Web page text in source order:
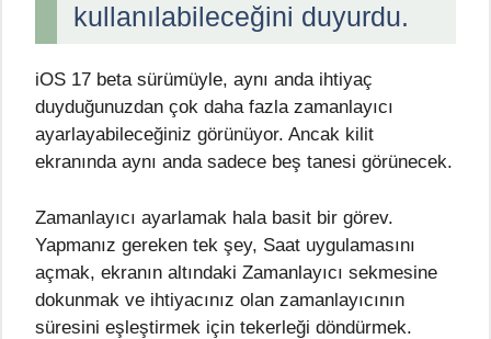
kullanılabileceğini duyurdu.
iOS 17 beta sürümüyle, aynı anda ihtiyaç
duyduğunuzdan çok daha fazla zamanlayıcı
ayarlayabileceğiniz görünüyor. Ancak kilit
ekranında aynı anda sadece beş tanesi görünecek.
Zamanlayıcı ayarlamak hala basit bir görev.
Yapmanız gereken tek şey, Saat uygulamasını
açmak, ekranın altındaki Zamanlayıcı sekmesine
dokunmak ve ihtiyacınız olan zamanlayıcının
süresini eşleştirmek için tekerleği döndürmek.